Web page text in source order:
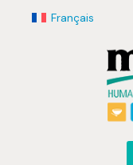
Français